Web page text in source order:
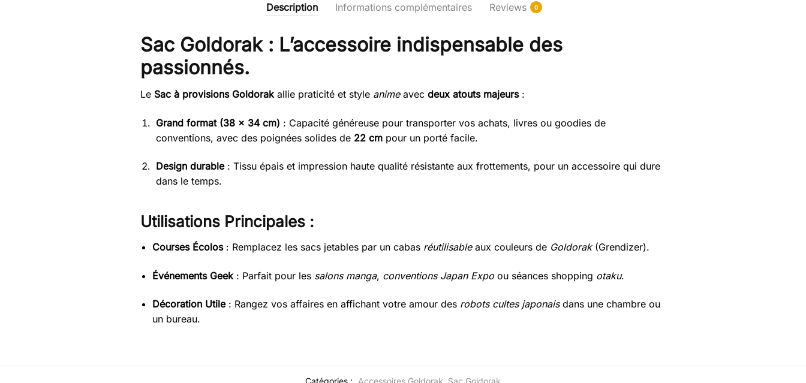
Description Informations complémentaires Reviews 0
Sac Goldorak : L’accessoire indispensable des
passionnés.
Le Sac à provisions Goldorakallie praticité et style animeavec deux atouts majeurs:
Grand format (38 x 34 cm) : Capacité généreuse pour transporter vos achats, livres ou goodies de
conventions, avec des poignées solides de 22 cmpour un porté facile.
Design durable: Tissu épais et impression haute qualité résistante aux frottements, pour un accessoire qui dure
dans le temps.
Utilisations Principales :
Courses Écolos: Remplacez les sacs jetables par un cabas réutilisableaux couleurs de Goldorak(Grendizer).
Événements Geek: Parfait pour les salons manga, conventions Japan Expoou séances shopping otaku.
Décoration Utile: Rangez vos affaires en affichant votre amour des robots cultes japonaisdans une chambre ou
un bureau.
Catégories : Accessoires Goldorak Sac Goldorak